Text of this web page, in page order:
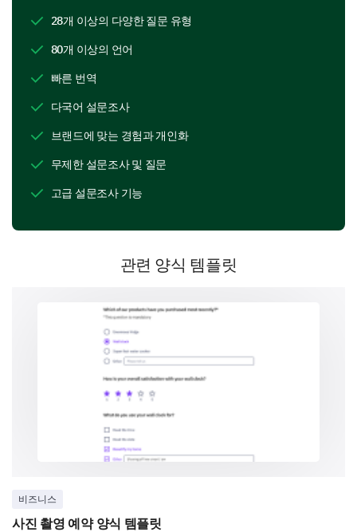
reservation process:
Website user-friendliness
Payment process
Next, let's talk about your anticipations leading up to
What is the purpose of this stay?
Leisure Others
Do you have any special requests or needs for
28개 이상의 다양한 질문 유형
80개 이상의 언어
빠른 번역
다국어 설문조사
브랜드에 맞는 경험과 개인화
무제한 설문조사 및 질문
고급 설문조사 기능
관련 양식 템플릿
비즈니스
사진 촬영 예약 양식 템플릿